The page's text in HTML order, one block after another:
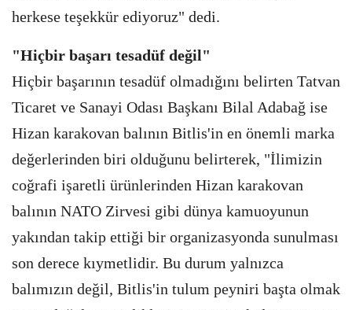
herkese teşekkür ediyoruz" dedi.
"Hiçbir başarı tesadüf değil"
Hiçbir başarının tesadüf olmadığını belirten Tatvan
Ticaret ve Sanayi Odası Başkanı Bilal Adabağ ise
Hizan karakovan balının Bitlis'in en önemli marka
değerlerinden biri olduğunu belirterek, "İlimizin
coğrafi işaretli ürünlerinden Hizan karakovan
balının NATO Zirvesi gibi dünya kamuoyunun
yakından takip ettiği bir organizasyonda sunulması
son derece kıymetlidir. Bu durum yalnızca
balımızın değil, Bitlis'in tulum peyniri başta olmak